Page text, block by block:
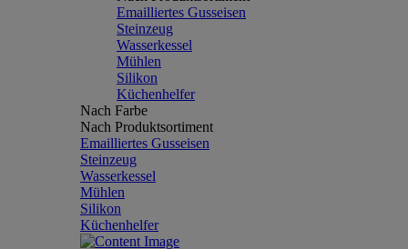
Emailliertes Gusseisen
Steinzeug
Wasserkessel
Mühlen
Silikon
Küchenhelfer
Nach Farbe
Nach Produktsortiment
Emailliertes Gusseisen
Steinzeug
Wasserkessel
Mühlen
Silikon
Küchenhelfer